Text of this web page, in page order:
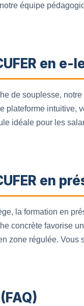
équipe
en e-
de souplesse,
plateforme intuitive,
idéale pour les
en
la formation en
concrète favorise
zone régulée.